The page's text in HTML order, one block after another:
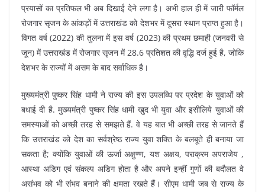
प्रयासों का प्रतिफल भी अब दिखाई देने लगा है। अभी हाल ही में जारी फॉर्मल
रोजगार सृजन के आंकड़ों में उत्तराखंड को देशभर में दूसरा स्थान प्राप्त हुआ है।
विगत वर्ष (2022) की तुलना में इस वर्ष (2023) की प्रथम छमाही (जनवरी से
जून) में उत्तराखंड में रोजगार सृजन में 28.6 प्रतिशत की वृद्धि दर्ज हुई है, जोकि
देशभर के राज्यों में असम के बाद सर्वाधिक है।
मुख्यमंत्री पुष्कर सिंह धामी ने राज्य की इस उपलब्धि पर प्रदेश के युवाओं को
बधाई दी है. मुख्यमंत्री पुष्कर सिंह धामी खुद भी युवा और इसीलिये युवाओं की
समस्याओं को अच्छी तरह से समझते हैं. वे यह बात भी अच्छी तरह से जानते हैं
कि उत्तराखंड को देश का सर्वश्रेष्ठ राज्य युवा शक्ति के बलबूते ही बनाया जा
सकता है; क्योंकि युवाओं की ऊर्जा अक्षुण्ण, यश अक्षय, पराक्रम अपराजेय ,
आस्था अडिग एवं संकल्प अडिग होता है और अपने इन्हीं गुणों की बदौलत वे
असंभव को भी संभव बनाने की क्षमता रखते हैं। सीएम धामी जब से राज्य के